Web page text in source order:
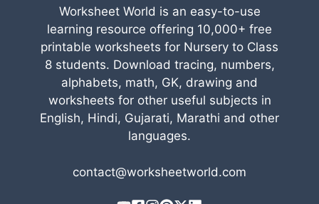
Worksheet World is an easy-to-use
learning resource offering 10,000+ free
printable worksheets for Nursery to Class
8 students. Download tracing, numbers,
alphabets, math, GK, drawing and
worksheets for other useful subjects in
English, Hindi, Gujarati, Marathi and other
languages.
contact@worksheetworld.com